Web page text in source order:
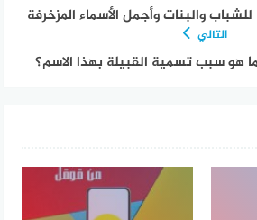
والبنات وأجمل الأسماء المزخرفة
التالي
هو سبب تسمية القبيلة بهذا الاسم؟